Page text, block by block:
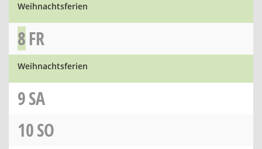
Weihnachtsferien
8FR
Weihnachtsferien
9SA
10SO